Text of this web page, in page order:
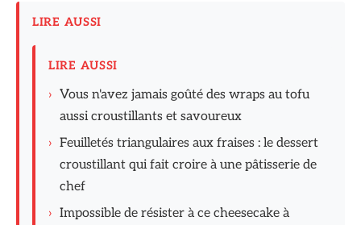
LIRE AUSSI
LIRE AUSSI
› Vous n'avez jamais goûté des wraps au tofu
aussi croustillants et savoureux
› Feuilletés triangulaires aux fraises : le dessert
croustillant qui fait croire à une pâtisserie de
chef
› Impossible de résister à ce cheesecake à